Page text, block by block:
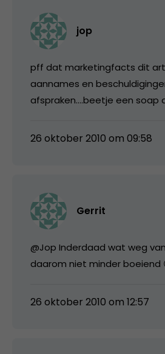
jop
pff dat marketingfacts dit
aannames en
afspraken….beetje een soap
26 oktober 2010 om 09:58
Gerrit
@Jop Inderdaad wat weg
daarom niet minder boeiend
26 oktober 2010 om 12:57